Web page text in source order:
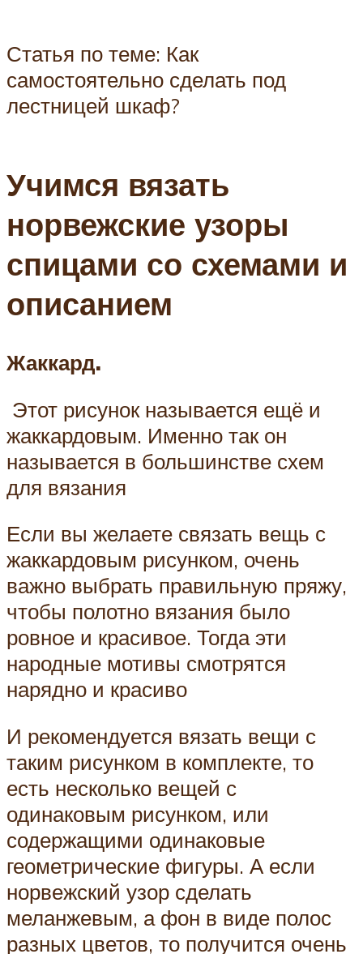
Статья по теме: Как
самостоятельно сделать под
лестницей шкаф?
Учимся вязать
норвежские узоры
спицами со схемами и
описанием
Жаккард.
Этот рисунок называется ещё и
жаккардовым. Именно так он
называется в большинстве схем
для вязания
Если вы желаете связать вещь с
жаккардовым рисунком, очень
важно выбрать правильную пряжу,
чтобы полотно вязания было
ровное и красивое. Тогда эти
народные мотивы смотрятся
нарядно и красиво
И рекомендуется вязать вещи с
таким рисунком в комплекте, то
есть несколько вещей с
одинаковым рисунком, или
содержащими одинаковые
геометрические фигуры. А если
норвежский узор сделать
меланжевым, а фон в виде полос
разных цветов, то получится очень